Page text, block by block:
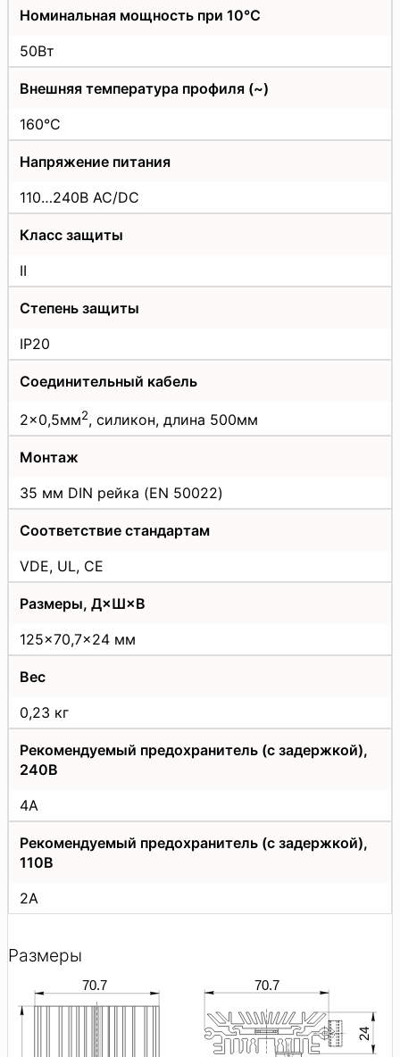
Номинальная мощность при 10°C
50Вт
Внешняя температура профиля (~)
160°C
Напряжение питания
110…240В АС/DC
Класс защиты
II
Степень защиты
IP20
Соединительный кабель
2×0,5мм2, силикон, длина 500мм
Монтаж
35 мм DIN рейка (EN 50022)
Соответствие стандартам
VDE, UL, CE
Размеры, Д×Ш×В
125×70,7×24 мм
Вес
0,23 кг
Рекомендуемый предохранитель (с задержкой),
240В
4А
Рекомендуемый предохранитель (с задержкой),
110В
2А
Размеры